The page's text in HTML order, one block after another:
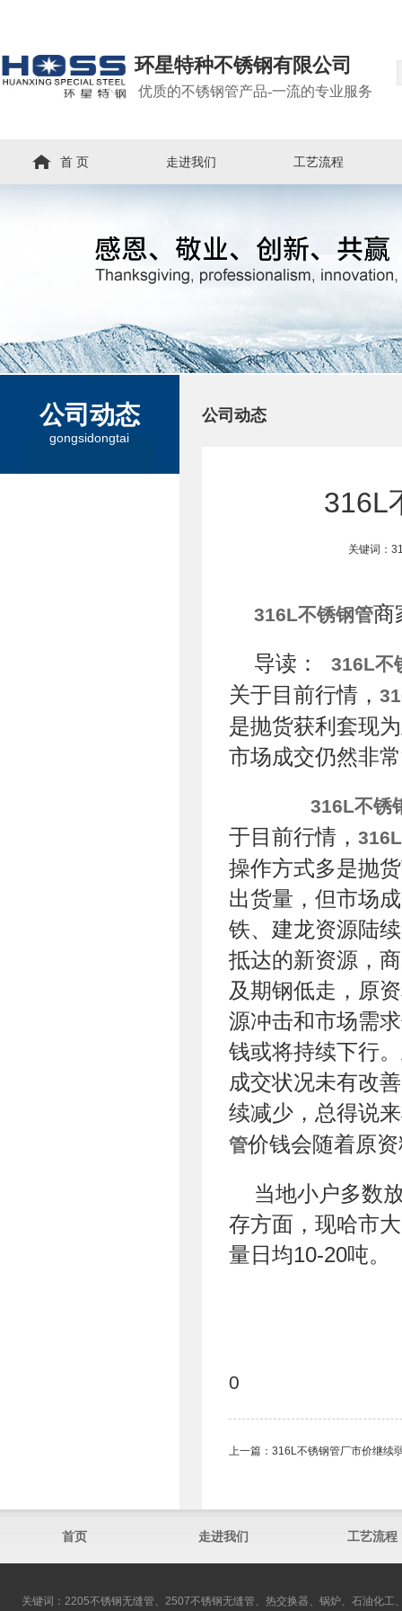
环星特种不锈钢有限公司
优质的不锈钢管产品-一流的专业服务
首 页 走进我们 工艺流程
公司动态
gongsidongtai
公司动态
316L
关键词：
316L不锈钢管商
导读： 316L不
关于目前行情，
是抛货获利套现
市场成交仍然非
316L不锈
于目前行情，
操作方式多是抛
出货量，但市场
铁、建龙资源陆
抵达的新资源，
及期钢低走，原
源冲击和市场需
钱或将持续下行
成交状况未有改
续减少，总得说
管价钱会随着原
当地小户多数
存方面，现哈市
量日均10-20吨。
0
上一篇： 316L不锈钢管厂市价继续
首页 走进我们 工艺流程
关键词：2205不锈钢无缝管、2507不锈钢无缝管、热交换器、锅炉、石油化